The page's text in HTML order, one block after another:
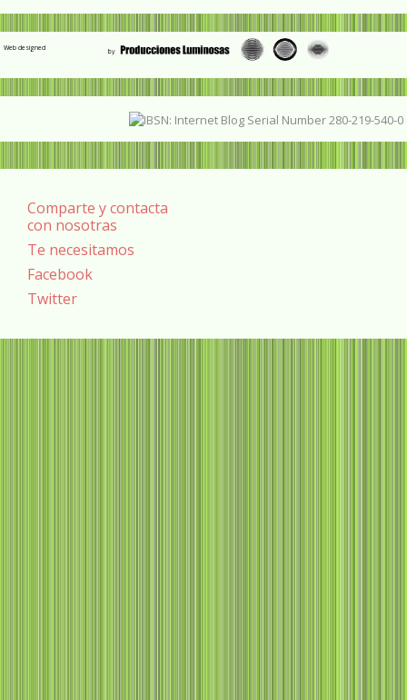
Web designed
Comparte y contacta
con nosotras
Te necesitamos
Facebook
Twitter